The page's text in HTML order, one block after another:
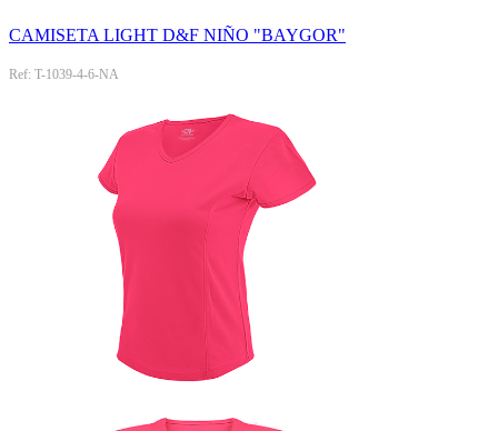
CAMISETA LIGHT D&F NIÑO "BAYGOR"
Ref: T-1039-4-6-NA